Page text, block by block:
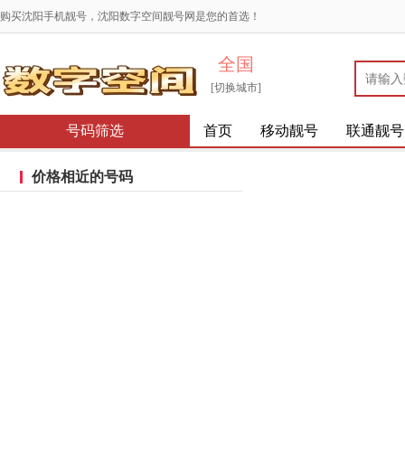
购买沈阳手机靓号，沈阳数字空间靓号网是您的首选！
全国
[切换城市]
号码筛选 首页 移动靓号 联通靓号
价格相近的号码